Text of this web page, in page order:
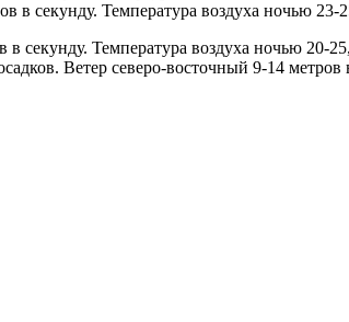
в секунду. Температура воздуха ночью 23-
секунду. Температура воздуха ночью 20-
Ветер северо-восточный 9-14